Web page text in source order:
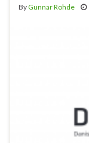
By Gunnar Rohde